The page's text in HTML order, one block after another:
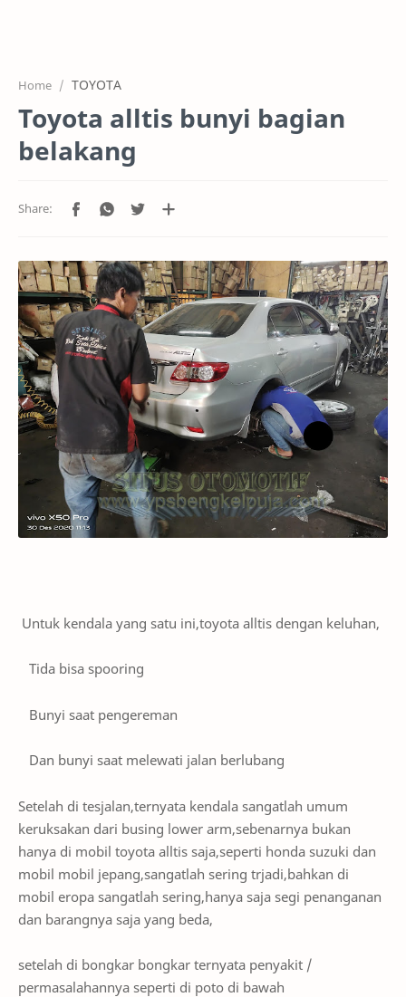
PROJEK
RTL MODE
Home TOYOTA
Toyota alltis bunyi bagian
belakang
Untuk kendala yang satu ini,toyota alltis dengan keluhan,
Tida bisa spooring
Bunyi saat pengereman
Dan bunyi saat melewati jalan berlubang
Setelah di tesjalan,ternyata kendala sangatlah umum
keruksakan dari busing lower arm,sebenarnya bukan
hanya di mobil toyota alltis saja,seperti honda suzuki dan
mobil mobil jepang,sangatlah sering trjadi,bahkan di
mobil eropa sangatlah sering,hanya saja segi penanganan
dan barangnya saja yang beda,
setelah di bongkar bongkar ternyata penyakit /
permasalahannya seperti di poto di bawah